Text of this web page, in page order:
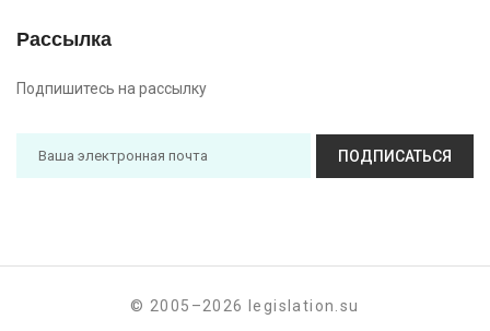
Рассылка
Подпишитесь на рассылку
ПОДПИСАТЬСЯ
© 2005–2026 legislation.su